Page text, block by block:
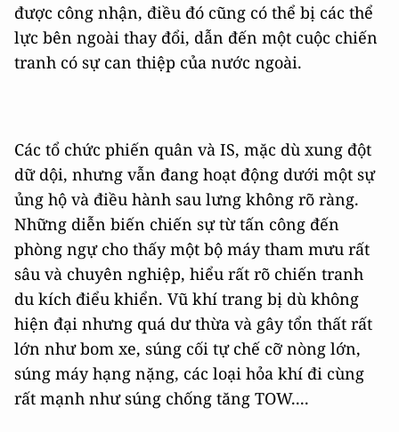
được công nhận, điều đó cũng có thể bị các thể
lực bên ngoài thay đổi, dẫn đến một cuộc chiến
tranh có sự can thiệp của nước ngoài.
Các tổ chức phiến quân và IS, mặc dù xung đột
dữ dội, nhưng vẫn đang hoạt động dưới một sự
ủng hộ và điều hành sau lưng không rõ ràng.
Những diễn biến chiến sự từ tấn công đến
phòng ngự cho thấy một bộ máy tham mưu rất
sâu và chuyên nghiệp, hiểu rất rõ chiến tranh
du kích điểu khiển. Vũ khí trang bị dù không
hiện đại nhưng quá dư thừa và gây tổn thất rất
lớn như bom xe, súng cối tự chế cỡ nòng lớn,
súng máy hạng nặng, các loại hỏa khí đi cùng
rất mạnh như súng chống tăng TOW....